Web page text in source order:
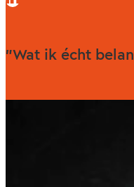
"Wat ik écht